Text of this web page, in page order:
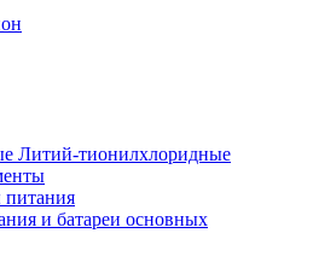
Литий-тионилхлоридные
и батареи основных